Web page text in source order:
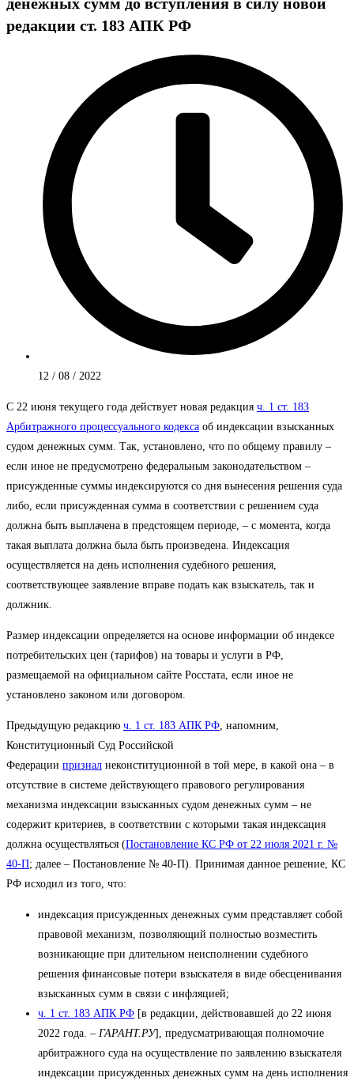
редакции ст. 183 АПК РФ
12 / 08 / 2022
С 22 июня текущего года действует новая редакция ч. 1 ст. 183
Арбитражного процессуального кодекса об индексации взысканных
судом денежных сумм. Так, установлено, что по общему правилу –
если иное не предусмотрено федеральным законодательством –
присужденные суммы индексируются со дня вынесения решения суда
либо, если присужденная сумма в соответствии с решением суда
должна быть выплачена в предстоящем периоде, – с момента, когда
такая выплата должна была быть произведена. Индексация
осуществляется на день исполнения судебного решения,
соответствующее заявление вправе подать как взыскатель, так и
должник.
Размер индексации определяется на основе информации об индексе
потребительских цен (тарифов) на товары и услуги в РФ,
размещаемой на официальном сайте Росстата, если иное не
установлено законом или договором.
Предыдущую редакцию ч. 1 ст. 183 АПК РФ , напомним,
Конституционный Суд Российской
Федерации признал неконституционной в той мере, в какой она – в
отсутствие в системе действующего правового регулирования
механизма индексации взысканных судом денежных сумм – не
содержит критериев, в соответствии с которыми такая индексация
должна осуществляться (Постановление КС РФ от 22 июля 2021 г. №
40-П; далее – Постановление № 40-П). Принимая данное решение, КС
РФ исходил из того, что:
индексация присужденных денежных сумм представляет собой
правовой механизм, позволяющий полностью возместить
возникающие при длительном неисполнении судебного
решения финансовые потери взыскателя в виде обесценивания
взысканных сумм в связи с инфляцией;
ч. 1 ст. 183 АПК РФ [в редакции, действовавшей до 22 июня
2022 года. – ГАРАНТ.РУ], предусматривающая полномочие
арбитражного суда на осуществление по заявлению взыскателя
индексации присужденных денежных сумм на день исполнения